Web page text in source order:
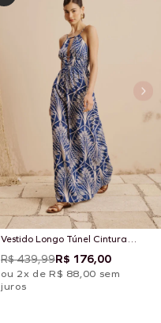
Vestido Longo Túnel Cintura
Estampado Miriti
R$ 439,99R$ 176,00
ou 2x de R$ 88,00 sem
juros